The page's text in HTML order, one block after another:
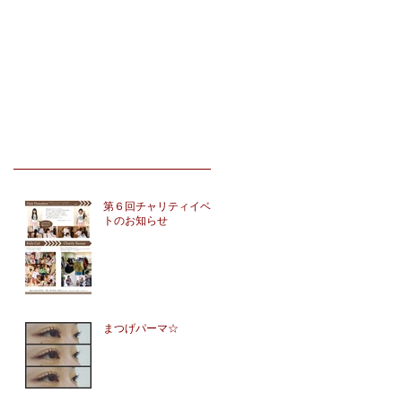
第６回チャリティイベン
トのお知らせ
まつげパーマ☆